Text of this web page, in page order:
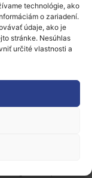
technológie, ako
o zariadení.
údaje, ako je
stránke. Nesúhlas
určité vlastnosti a